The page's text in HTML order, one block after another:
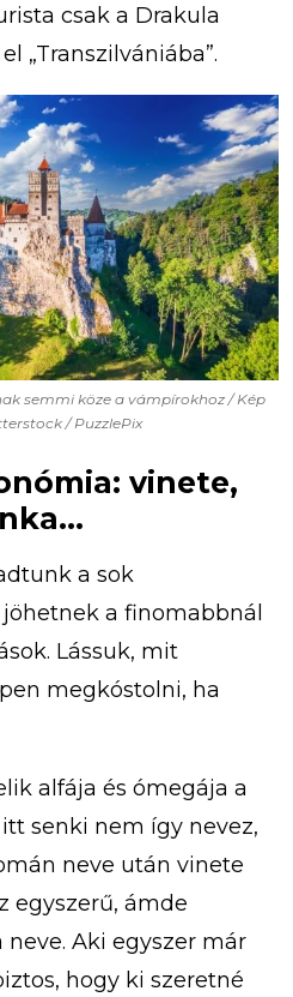
csak a Drakula
„Transzilvániába”.
semmi köze a vámpírokhoz / Kép
/ PuzzlePix
vinete,
a sok
a finomabbnál
Lássuk, mit
megkóstolni, ha
alfája és ómegája a
senki nem így nevez,
neve után vinete
egyszerű, ámde
Aki egyszer már
hogy ki szeretné